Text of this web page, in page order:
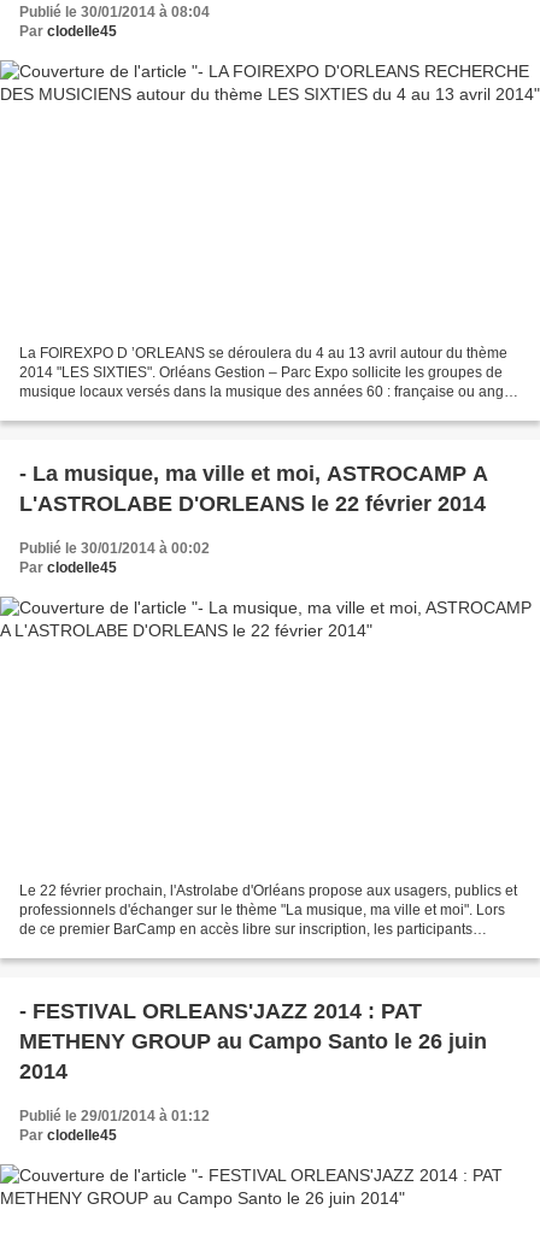
Publié le 30/01/2014 à 08:04
Par clodelle45
La FOIREXPO D ’ORLEANS se déroulera du 4 au 13 avril autour du thème
2014 "LES SIXTIES". Orléans Gestion – Parc Expo sollicite les groupes de
musique locaux versés dans la musique des années 60 : française ou anglo-
- La musique, ma ville et moi, ASTROCAMP A
L'ASTROLABE D'ORLEANS le 22 février 2014
Publié le 30/01/2014 à 00:02
Par clodelle45
Le 22 février prochain, l'Astrolabe d'Orléans propose aux usagers, publics et
professionnels d'échanger sur le thème "La musique, ma ville et moi". Lors
de ce premier BarCamp en accès libre sur inscription, les participants
- FESTIVAL ORLEANS'JAZZ 2014 : PAT
METHENY GROUP au Campo Santo le 26 juin
2014
Publié le 29/01/2014 à 01:12
Par clodelle45